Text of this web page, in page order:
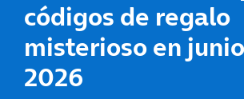
códigos de regalo
misterioso en
2026